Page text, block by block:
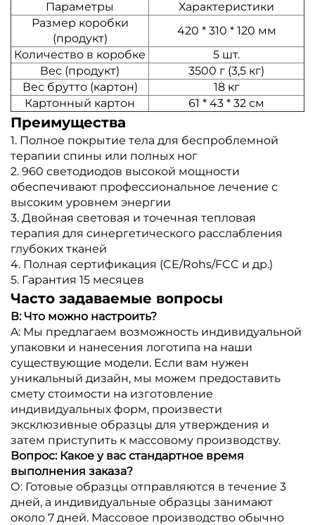
Параметры
Характеристики
Размер коробки
(продукт)
420 * 310 * 120 мм
Количество в коробке
5 шт.
Вес (продукт)
3500 г (3,5 кг)
Вес брутто (картон)
18 кг
Картонный картон
61 * 43 * 32 см
Преимущества
1. Полное покрытие тела для беспроблемной
терапии спины или полных ног
2. 960 светодиодов высокой мощности
обеспечивают профессиональное лечение с
высоким уровнем энергии
3. Двойная световая и точечная тепловая
терапия для синергетического расслабления
глубоких тканей
4. Полная сертификация (CE/Rohs/FCC и др.)
5. Гарантия 15 месяцев
Часто задаваемые вопросы
В: Что можно настроить?
A: Мы предлагаем возможность индивидуальной
упаковки и нанесения логотипа на наши
существующие модели. Если вам нужен
уникальный дизайн, мы можем предоставить
смету стоимости на изготовление
индивидуальных форм, произвести
эксклюзивные образцы для утверждения и
затем приступить к массовому производству.
Вопрос: Какое у вас стандартное время
выполнения заказа?
О: Готовые образцы отправляются в течение 3
дней, а индивидуальные образцы занимают
около 7 дней. Массовое производство обычно